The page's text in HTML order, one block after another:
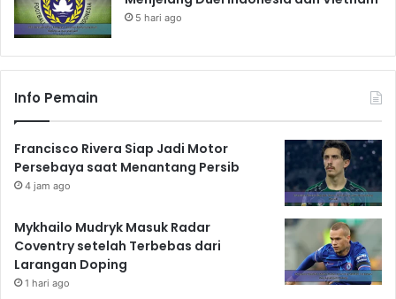
5 hari ago
Info Pemain
Francisco Rivera Siap Jadi Motor
Persebaya saat Menantang Persib
4 jam ago
Mykhailo Mudryk Masuk Radar
Coventry setelah Terbebas dari
Larangan Doping
1 hari ago